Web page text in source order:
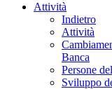
Attività
Indietro
Attività
Banca
Persone
Sviluppo